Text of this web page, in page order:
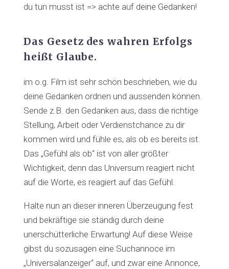
du tun musst ist => achte auf deine Gedanken!
Das Gesetz des wahren Erfolgs
heißt Glaube.
im o.g. Film ist sehr schön beschrieben, wie du
deine Gedanken ordnen und aussenden können.
Sende z.B. den Gedanken aus, dass die richtige
Stellung, Arbeit oder Verdienstchance zu dir
kommen wird und fühle es, als ob es bereits ist.
Das „Gefühl als ob“ ist von aller größter
Wichtigkeit, denn das Universum reagiert nicht
auf die Worte, es reagiert auf das Gefühl.
Halte nun an dieser inneren Überzeugung fest
und bekräftige sie ständig durch deine
unerschütterliche Erwartung! Auf diese Weise
gibst du sozusagen eine Suchannoce im
„Universalanzeiger“ auf, und zwar eine Annonce,